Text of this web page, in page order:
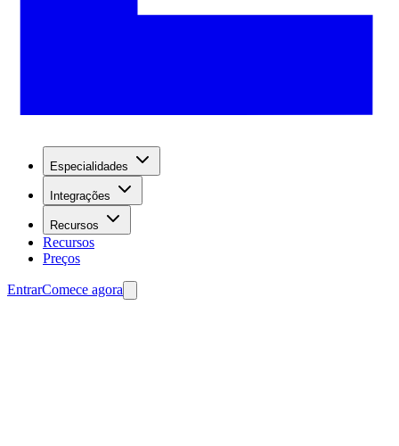
Especialidades
Integrações
Recursos
Recursos
Preços
EntrarComece agora